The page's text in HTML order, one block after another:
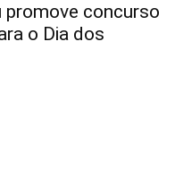
promove concurso
o Dia dos